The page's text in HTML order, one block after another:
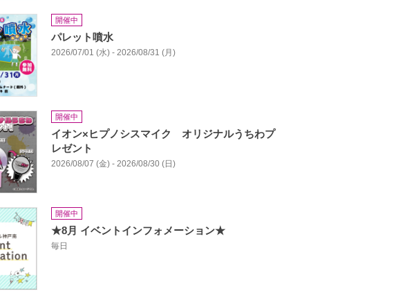
開催中
パレット噴水
2026/07/01 (水) - 2026/08/31 (月)
開催中
イオン×ヒプノシスマイク オリジナルうちわプ
レゼント
2026/08/07 (金) - 2026/08/30 (日)
開催中
★8月 イベントインフォメーション★
毎日